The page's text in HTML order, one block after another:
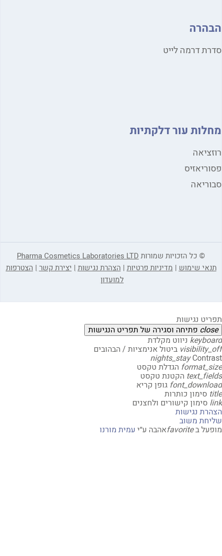
דרמה לייט
עור דלקתיות
© כל הזכויות שמורותPharma Cosmetics Laboratories LTD
שימוש|מדיניות פרטיות|הצהרת נגישות|יצירת קשר | הצטרפות
למועדון
נגישות
פתיחה וסגירה של תפריט הנגישות
ניווט מקלדת
ביטול אנימציות / הבהובים
nights_stay
הגדלת טקסט
הקטנת טקסט
גופן קריא
סימון כותרות
סימון קישורים ולחצנים
נגישות
משוב
בfavoriteאהבהע״יעמית מורנו